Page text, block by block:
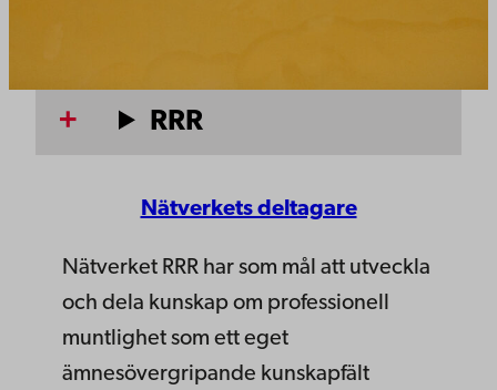
RRR
Nätverkets deltagare
Nätverket RRR har som mål att utveckla
och dela kunskap om professionell
muntlighet som ett eget
ämnesövergripande kunskapfält